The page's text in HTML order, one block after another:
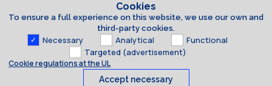
Cookies
To ensure a full experience on this website, we use our own and
third-party cookies.
Necessary Analytical
Functional
Targeted (advertisement)
Cookie regulations at the UL
Accept necessary